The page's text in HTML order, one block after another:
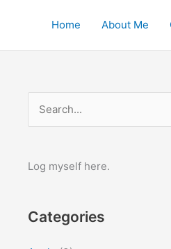
Home About Me
rLog myself here.
Categories